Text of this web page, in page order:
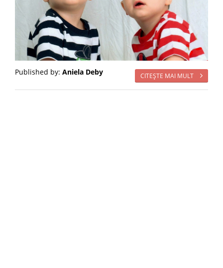
CITEŞTE MAI MULT
Published by: Aniela Deby